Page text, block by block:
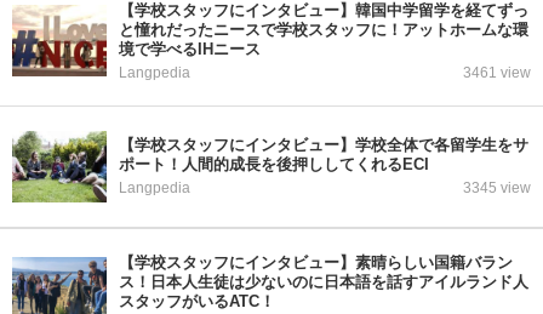
【学校スタッフにインタビュー】韓国中学留学を経てずっ
と憧れだったニースで学校スタッフに！アットホームな環
境で学べるIHニース
Langpedia 3461 view
【学校スタッフにインタビュー】学校全体で各留学生をサ
ポート！人間的成長を後押ししてくれるECI
Langpedia 3345 view
【学校スタッフにインタビュー】素晴らしい国籍バラン
ス！日本人生徒は少ないのに日本語を話すアイルランド人
スタッフがいるATC！